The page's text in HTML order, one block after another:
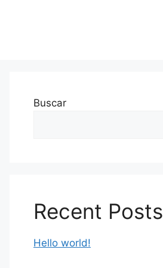
Buscar
Recent Posts
Hello world!